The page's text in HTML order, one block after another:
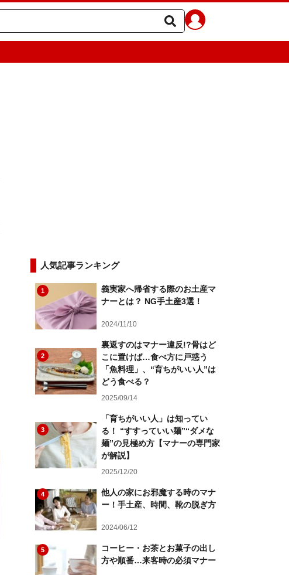
人気記事ランキング
1
義実家へ帰省する際のお土産マ
ナーとは？ NG手土産3選！
2024/11/10
2
裏返すのはマナー違反!?骨はど
こに置けば…食べ方に戸惑う
「魚料理」、“育ちがいい人”は
どう食べる？
2025/09/14
3
「育ちがいい人」は知ってい
る！ “すすっていい麺”“ダメな
麺”の見極め方【マナーの専門家
が解説】
2025/12/20
4
他人の家にお邪魔する時のマナ
ー！手土産、時間、靴の脱ぎ方
2024/06/12
5
コーヒー・お茶とお菓子の出し
方や順番…来客時の必須マナー